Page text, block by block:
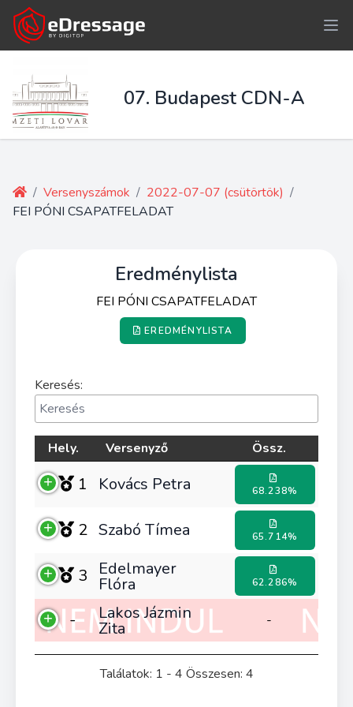
07. Budapest CDN-A
/ Versenyszámok / 2022-07-07 (csütörtök) /
FEI PÓNI CSAPATFELADAT
Eredménylista
FEI PÓNI CSAPATFELADAT
EREDMÉNYLISTA
Keresés:
Hely. Versenyző Össz.
1 Kovács Petra 68.238%
2 Szabó Tímea 65.714%
3 Edelmayer
Flóra 62.286%
- Lakos Jázmin
Zita -
Találatok: 1 - 4 Összesen: 4